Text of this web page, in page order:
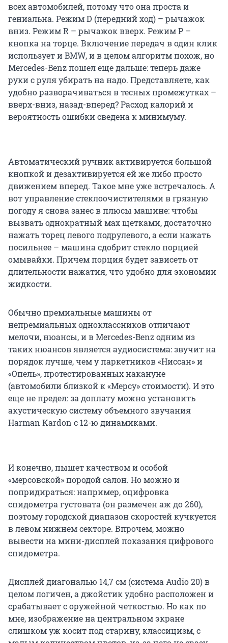
всех автомобилей, потому что она проста и
гениальна. Режим D (передний ход) – рычажок
вниз. Режим R – рычажок вверх. Режим P –
кнопка на торце. Включение передач в один клик
использует и BMW, и в целом алгоритм похож, но
Mercedes-Benz пошел еще дальше: теперь даже
руки с руля убирать на надо. Представляете, как
удобно разворачиваться в тесных промежутках –
вверх-вниз, назад-вперед? Расход калорий и
вероятность ошибки сведена к минимуму.
Автоматический ручник активируется большой
кнопкой и дезактивируется ей же либо просто
движением вперед. Такое мне уже встречалось. А
вот управление стеклоочистителями в грязную
погоду я снова занес в плюсы машине: чтобы
вызвать однократный мах щетками, достаточно
нажать торец левого подрулевого, а если нажать
посильнее – машина сдобрит стекло порцией
омывайки. Причем порция будет зависеть от
длительности нажатия, что удобно для экономии
жидкости.
Обычно премиальные машины от
непремиальных одноклассников отличают
мелочи, нюансы, и в Mercedes-Benz одним из
таких нюансов является аудиосистема: звучит на
порядок лучше, чем у паркетников «Ниссан» и
«Опель», протестированных накануне
(автомобили близкой к «Мерсу» стоимости). И это
еще не предел: за доплату можно установить
акустическую систему объемного звучания
Harman Kardon с 12-ю динамиками.
И конечно, пышет качеством и особой
«мерсовской» породой салон. Но можно и
попридираться: например, оцифровка
спидометра густовата (он размечен аж до 260),
поэтому городской диапазон скоростей кучкуется
в левом нижнем секторе. Впрочем, можно
вывести на мини-дисплей показания цифрового
спидометра.
Дисплей диагональю 14,7 см (система Audio 20) в
целом логичен, а джойстик удобно расположен и
срабатывает с оружейной четкостью. Но как по
мне, изображение на центральном экране
слишком уж косит под старину, классицизм, с